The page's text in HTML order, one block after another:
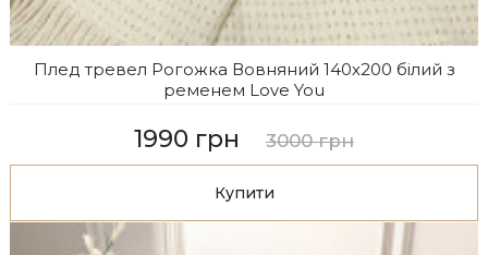
Плед тревел Рогожка Вовняний 140х200 білий з
ременем Love You
1990 грн 3000 грн
Купити